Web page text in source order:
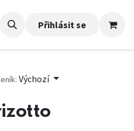
Přihlásit se
Výchozí